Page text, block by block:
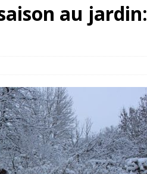
au jardin: